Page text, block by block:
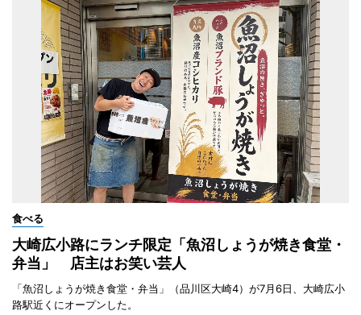
食べる
大崎広小路にランチ限定「魚沼しょうが焼き食堂・
弁当」 店主はお笑い芸人
「魚沼しょうが焼き食堂・弁当」（品川区大崎4）が7月6日、大崎広小
路駅近くにオープンした。